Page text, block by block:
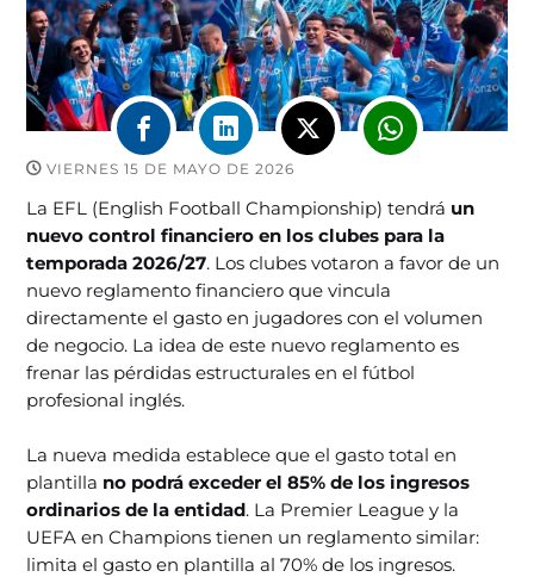
VIERNES 15 DE MAYO DE 2026
La EFL (English Football Championship) tendrá un
nuevo control financiero en los clubes para la
temporada 2026/27. Los clubes votaron a favor de un
nuevo reglamento financiero que vincula
directamente el gasto en jugadores con el volumen
de negocio. La idea de este nuevo reglamento es
frenar las pérdidas estructurales en el fútbol
profesional inglés.
La nueva medida establece que el gasto total en
plantilla no podrá exceder el 85% de los ingresos
ordinarios de la entidad. La Premier League y la
UEFA en Champions tienen un reglamento similar:
limita el gasto en plantilla al 70% de los ingresos.